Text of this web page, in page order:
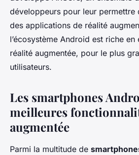
développeurs pour leur permettre
des applications de réalité
l’écosystème Android est riche
réalité augmentée, pour le plus
utilisateurs.
Les smartphones
meilleures
augmentée
Parmi la multitude de